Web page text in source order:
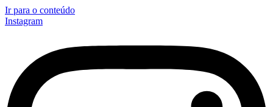
Ir para o conteúdo
Instagram